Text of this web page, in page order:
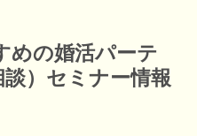
めの婚活パーテ
）セミナー情報